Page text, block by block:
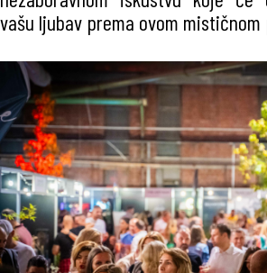
vašu ljubav prema ovom mističnom